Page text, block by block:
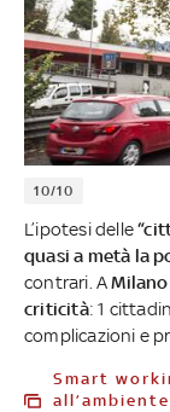
10/10
L’ipotesi delle
quasi a metà la
contrari. AMilano
criticità: 1
complicazioni e
Smart working, secondo l’Enea fa bene